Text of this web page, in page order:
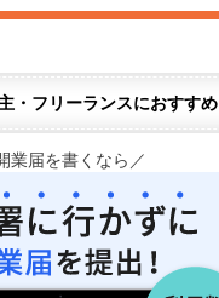
・フリーランスにおすすめ
業届を書くなら／